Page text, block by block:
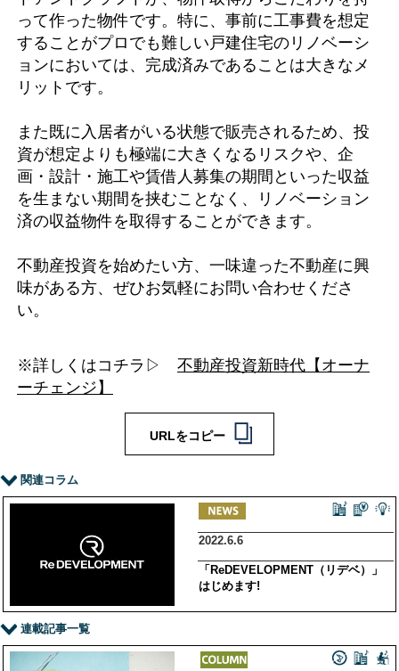
って作った物件です。特に、事前に工事費を想定
することがプロでも難しい戸建住宅のリノベーシ
ョンにおいては、完成済みであることは大きなメ
リットです。
また既に入居者がいる状態で販売されるため、投
資が想定よりも極端に大きくなるリスクや、企
画・設計・施工や賃借人募集の期間といった収益
を生まない期間を挟むことなく、リノベーション
済の収益物件を取得することができます。
不動産投資を始めたい方、一味違った不動産に興
味がある方、ぜひお気軽にお問い合わせくださ
い。
※詳しくはコチラ▷ 不動産投資新時代【オーナ
ーチェンジ】
URLをコピー
関連コラム
2022.6.6
「ReDEVELOPMENT（リデベ）」
はじめます!
連載記事一覧